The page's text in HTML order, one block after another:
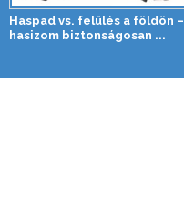
Haspad vs. felülés a földön –
hasizom biztonságosan ...